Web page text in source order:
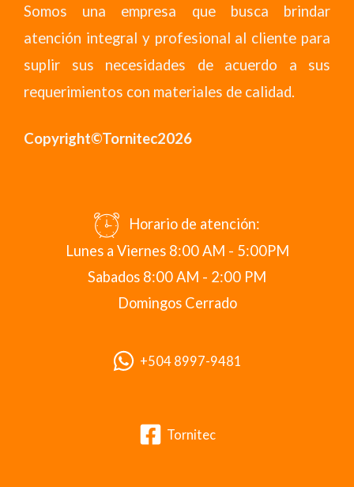
Somos una empresa que busca brindar
atención integral y profesional al cliente para
suplir sus necesidades de acuerdo a sus
requerimientos con materiales de calidad.
Copyright©Tornitec2026
Horario de atención:
Lunes a Viernes 8:00 AM - 5:00PM
Sabados 8:00 AM - 2:00 PM
Domingos Cerrado
+504 8997-9481
Tornitec